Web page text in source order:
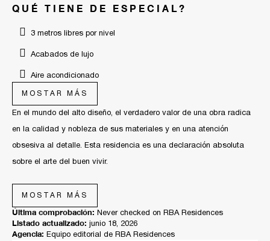
QUÉ TIENE DE ESPECIAL?
3 metros libres por nivel
Acabados de lujo
Aire acondicionado
Casa inteligente
Diseño de autor exclusivo
Materiales premium
MOSTAR MÁS
En el mundo del alto diseño, el verdadero valor de una obra radica
en la calidad y nobleza de sus materiales y en una atención
obsesiva al detalle. Esta residencia es una declaración absoluta
sobre el arte del buen vivir.
Al cruzar un ingreso imponente: una planta baja monumental,
totalmente abierta y libre de columnas. Es un gran escenario de
MOSTAR MÁS
Última comprobación: Never checked on RBA Residences
Listado actualizado: junio 18, 2026
Agencia: Equipo editorial de RBA Residences